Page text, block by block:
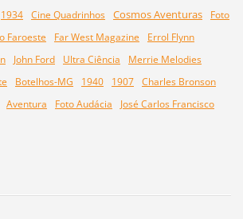
1934 Cine Quadrinhos Cosmos Aventuras
Foto
Faroeste Far West Magazine
Errol Flynn
John Ford Ultra Ciência
Merrie Melodies
Botelhos-MG 1940 1907 Charles Bronson
Aventura Foto Audácia
José Carlos Francisco